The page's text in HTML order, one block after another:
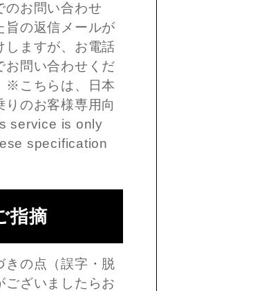
のお問い合わせ
旨の返信メールが
しますが、お電話
お問い合わせくだ
※こちらは、日本
りのお客様専用向
service is only
specification
指摘
きの点（誤字・脱
ございましたらお